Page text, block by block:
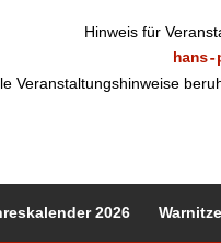
Hinweis für
Veranstaltungshinweise
2026